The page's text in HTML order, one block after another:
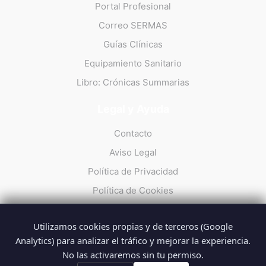
Portal Profesional
Correo SERMAS
Guías Clínicas
Equipamiento Sanitario
Libro: Crónicas Summarias
Contacto
Aviso Legal
Política de Privacidad
Política de Cookies
© 2026 Summarios · La web no oficial de los profesionales del
Utilizamos cookies propias y de terceros (Google
Analytics) para analizar el tráfico y mejorar la experiencia.
No las activaremos sin tu permiso.